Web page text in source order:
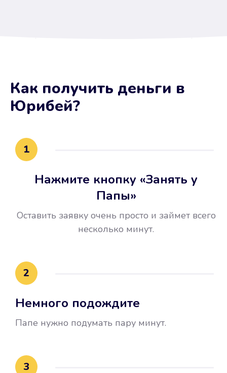
Не потребовались справки, залоги
и поручители. Папа вам доверяет.
воспользовались бесплатной
это открыло новые возможности в
Как получить деньги в
Юрибей?
1
Нажмите кнопку «Занять у
Папы»
Оставить заявку очень просто и займет всего
несколько минут.
2
Немного подождите
Папе нужно подумать пару минут.
3